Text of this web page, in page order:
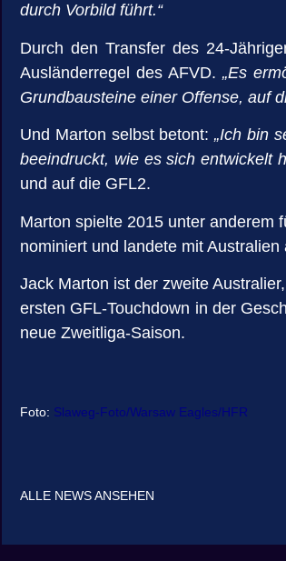
durch Vorbild führt.“
Durch den Transfer des 24-
Ausländerregel des AFVD.„Es
Grundbausteine einer Offense, auf
Und Marton selbst betont:„Ich bin
beeindruckt, wie es sich entwickelt
und auf die GFL2.
Marton spielte 2015 unter anderem
nominiert und landete mit
Jack Marton ist der zweite
ersten GFL-Touchdown in der
neue Zweitliga-Saison.
Foto: Slaweg-Foto/Warsaw Eagles/HFR
ALLE NEWS ANSEHEN